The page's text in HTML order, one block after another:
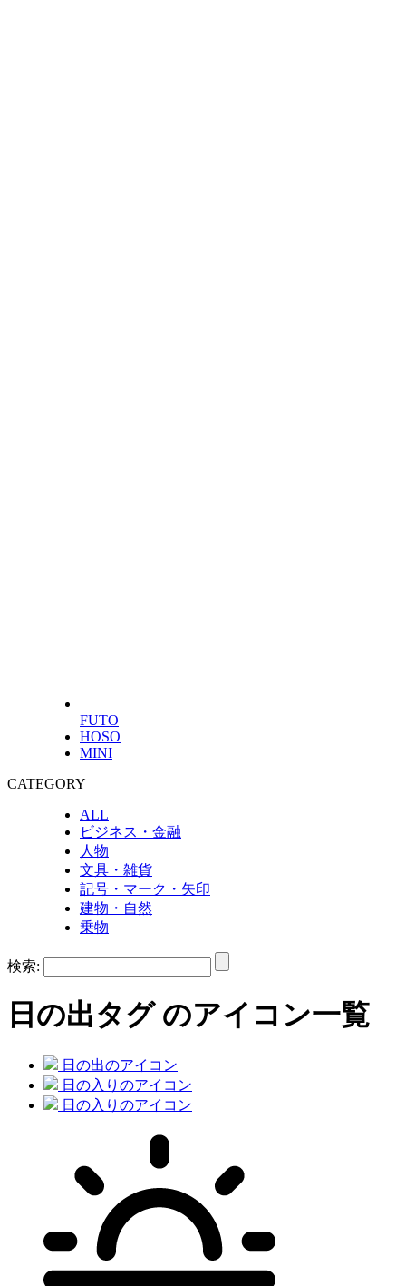
FUTO
HOSO
MINI
CATEGORY
ALL
ビジネス・金融
人物
文具・雑貨
記号・マーク・矢印
建物・自然
乗物
検索:
日の出タグ のアイコン一覧
日の出のアイコン
日の入りのアイコン
日の入りのアイコン